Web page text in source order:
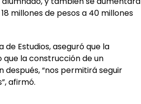
millones de pesos a 40 millones
Estudios, aseguró que la
la construcción de un
“nos permitirá seguir
afirmó.